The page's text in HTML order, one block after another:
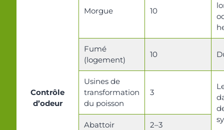
Contrôle
d’odeur
Morgue 10
Fumé
(logement)
10
Usines de
transformation
du poisson
3
Abattoir 2–3